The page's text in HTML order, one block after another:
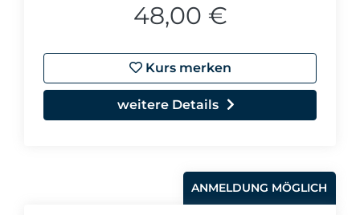
48,00 €
Kurs merken
weitere Details
ANMELDUNG MÖGLICH